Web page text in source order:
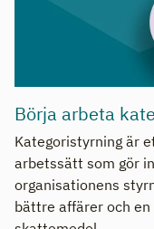
Börja arbeta
Kategoristyrning är
arbetssätt som gör
organisationens
bättre affärer och